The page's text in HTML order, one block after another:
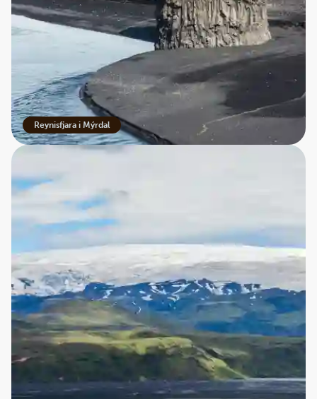
Reynisfjara i Mýrdal
Sandstorme, der kan standse trafikken
For besøgende er Mýrdalssandur et imponerende syn,
men området kræver også omtanke.
Den berømte Ringvej, der forbinder store dele af Island,
krydser sandørkenen. Under normale forhold er
strækningen nem at køre, men når vinden tager til, kan
situationen ændre sig dramatisk.
Kraftige sandstorme forekommer med jævne
mellemrum, og de er langt mere alvorlige, end de fleste